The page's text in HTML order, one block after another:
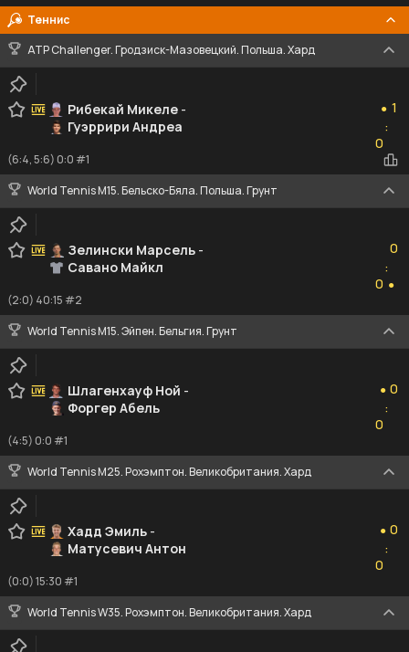
Теннис
ATP Challenger. Гродзиск-Мазовецкий. Польша. Хард
Рибекай Микеле -
Гуэррири Андреа
● 1
:
0
(6:4, 5:6) 0:0 #1
World Tennis M15. Бельско-Бяла. Польша. Грунт
Зелински Марсель -
Савано Майкл
0
:
0 ●
(2:0) 40:15 #2
World Tennis M15. Эйпен. Бельгия. Грунт
Шлагенхауф Ной -
Форгер Абель
● 0
:
0
(4:5) 0:0 #1
World Tennis M25. Рохэмптон. Великобритания. Хард
Хадд Эмиль -
Матусевич Антон
● 0
:
0
(0:0) 15:30 #1
World Tennis W35. Рохэмптон. Великобритания. Хард